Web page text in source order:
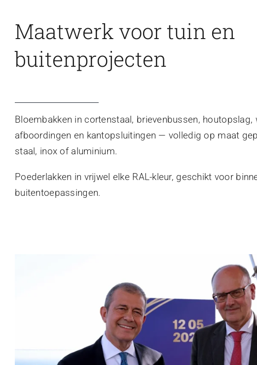
Maatwerk voor tuin en
buitenprojecten
Bloembakken in cortenstaal, brievenbussen, houtopslag,
afboordingen en kantopsluitingen — volledig op maat
staal, inox of aluminium.
Poederlakken in vrijwel elke RAL-kleur, geschikt voor
buitentoepassingen.